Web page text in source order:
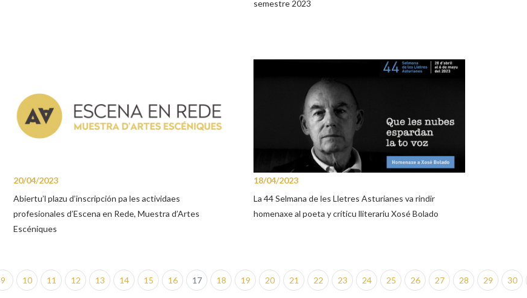
semestre 2023
20/04/2023
Abiertu’l plazu d’inscripción pa les actividaes
profesionales d’Escena en Rede, Muestra d’Artes
Escéniques
18/04/2023
La 44 Selmana de les Lletres Asturianes va rindir
homenaxe al poeta y críticu lliterariu Xosé Bolado
9 10 11 12 13 14 15 16 17 18 19 20 21 22 23 24 25 26 27 28 29 30